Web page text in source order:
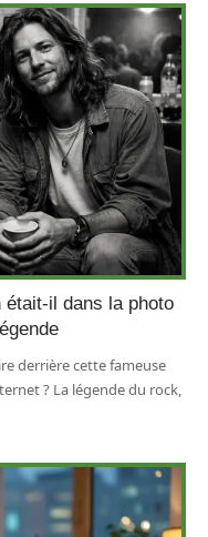
il dans la photo
derrière cette fameuse
? La légende du rock,